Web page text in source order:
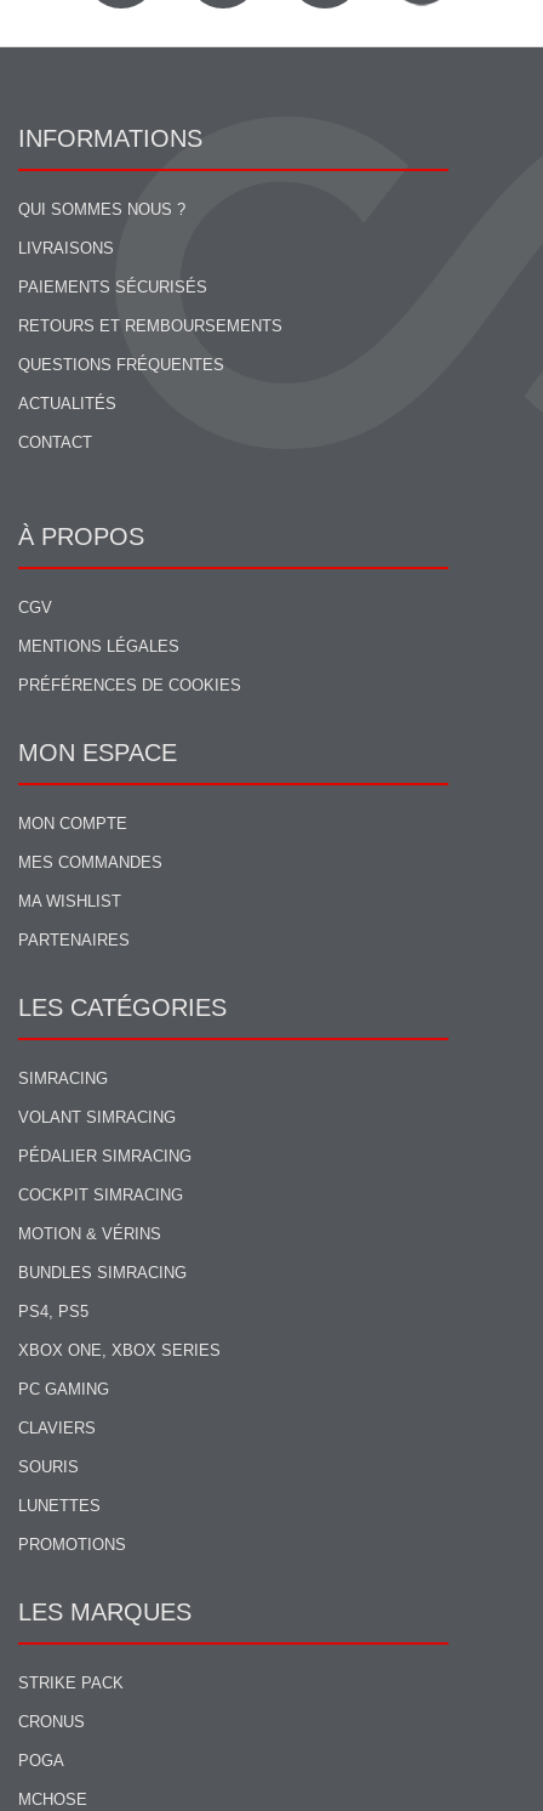
INFORMATIONS
QUI SOMMES NOUS ?
LIVRAISONS
PAIEMENTS SÉCURISÉS
RETOURS ET REMBOURSEMENTS
QUESTIONS FRÉQUENTES
ACTUALITÉS
CONTACT
À PROPOS
CGV
MENTIONS LÉGALES
PRÉFÉRENCES DE COOKIES
MON ESPACE
MON COMPTE
MES COMMANDES
MA WISHLIST
PARTENAIRES
LES CATÉGORIES
SIMRACING
VOLANT SIMRACING
PÉDALIER SIMRACING
COCKPIT SIMRACING
MOTION & VÉRINS
BUNDLES SIMRACING
PS4, PS5
XBOX ONE, XBOX SERIES
PC GAMING
CLAVIERS
SOURIS
LUNETTES
PROMOTIONS
LES MARQUES
STRIKE PACK
CRONUS
POGA
MCHOSE